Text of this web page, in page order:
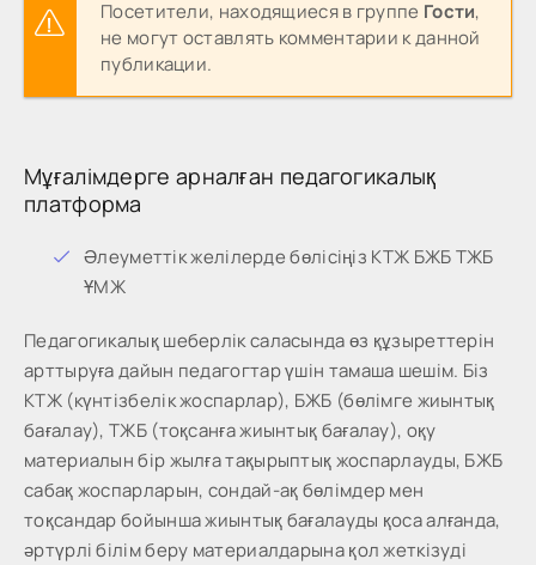
Посетители, находящиеся в группе Гости,
не могут оставлять комментарии к данной
публикации.
Мұғалімдерге арналған педагогикалық
платформа
Әлеуметтік желілерде бөлісіңіз КТЖ БЖБ ТЖБ
ҰМЖ
Педагогикалық шеберлік саласында өз құзыреттерін
арттыруға дайын педагогтар үшін тамаша шешім. Біз
КТЖ (күнтізбелік жоспарлар), БЖБ (бөлімге жиынтық
бағалау), ТЖБ (тоқсанға жиынтық бағалау), оқу
материалын бір жылға тақырыптық жоспарлауды, БЖБ
сабақ жоспарларын, сондай-ақ бөлімдер мен
тоқсандар бойынша жиынтық бағалауды қоса алғанда,
әртүрлі білім беру материалдарына қол жеткізуді